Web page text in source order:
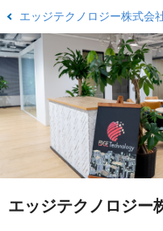
エッジテクノロジー株式会
エッジテクノロジー